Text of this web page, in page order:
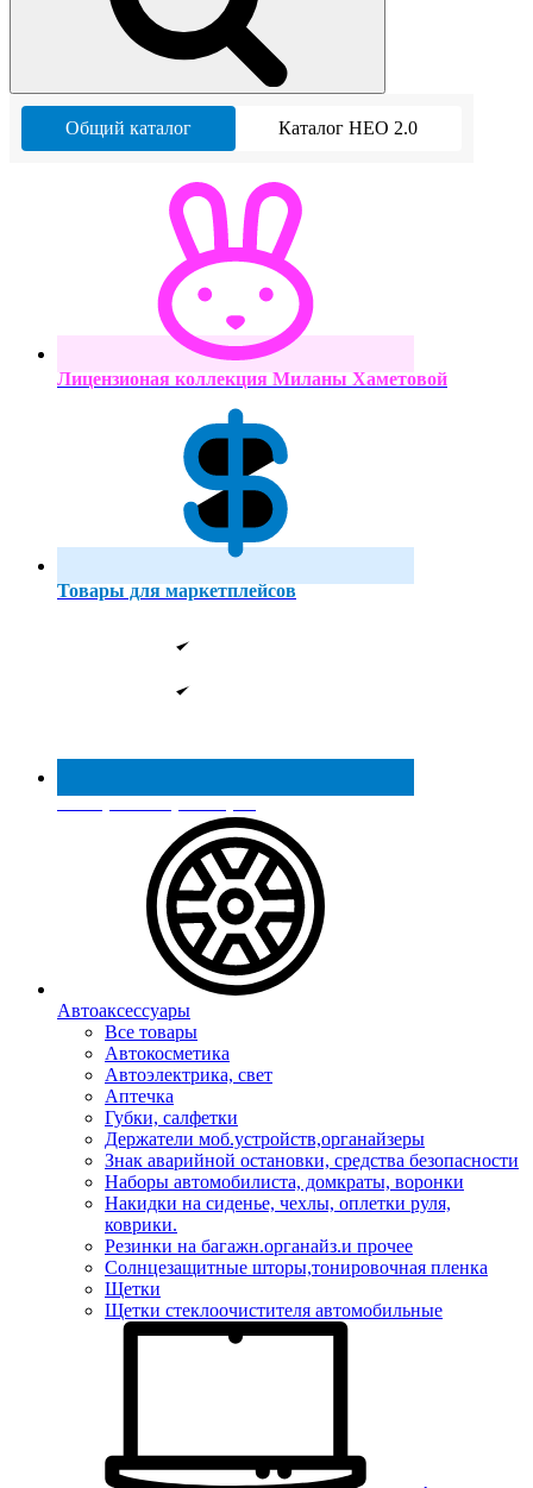
Общий каталог Каталог НЕО 2.0
Лицензионая коллекция Миланы Хаметовой
Товары для маркетплейсов
Реестр МинПромТорга
Автоаксессуары
Все товары
Автокосметика
Автоэлектрика, свет
Аптечка
Губки, салфетки
Держатели моб.устройств,органайзеры
Знак аварийной остановки, средства безопасности
Наборы автомобилиста, домкраты, воронки
Накидки на сиденье, чехлы, оплетки руля,
коврики.
Резинки на багажн.органайз.и прочее
Солнцезащитные шторы,тонировочная пленка
Щетки
Щетки стеклоочистителя автомобильные